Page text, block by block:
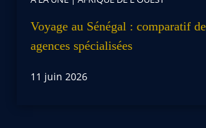
Voyage au Sénégal : comparatif
agences spécialisées
11 juin 2026